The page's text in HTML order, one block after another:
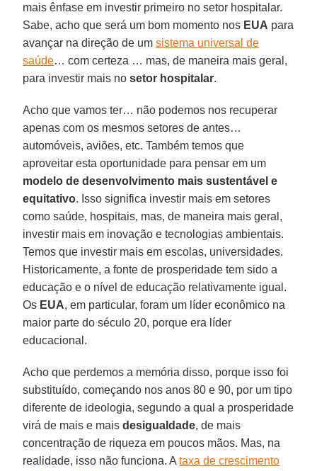
mais ênfase em investir primeiro no setor hospitalar.
Sabe, acho que será um bom momento nos EUA para
avançar na direção de umsistema universal de
saúde… com certeza … mas, de maneira mais geral,
para investir mais nosetor hospitalar.
Acho que vamos ter… não podemos nos recuperar
apenas com os mesmos setores de antes…
automóveis, aviões, etc. Também temos que
aproveitar esta oportunidade para pensar em um
modelo de desenvolvimento mais sustentável e
equitativo. Isso significa investir mais em setores
como saúde, hospitais, mas, de maneira mais geral,
investir mais em inovação e tecnologias ambientais.
Temos que investir mais em escolas, universidades.
Historicamente, a fonte de prosperidade tem sido a
educação e o nível de educação relativamente igual.
Os EUA, em particular, foram um líder econômico na
maior parte do século 20, porque era líder
educacional.
Acho que perdemos a memória disso, porque isso foi
substituído, começando nos anos 80 e 90, por um tipo
diferente de ideologia, segundo a qual a prosperidade
virá de mais e maisdesigualdade, de mais
concentração de riqueza em poucos mãos. Mas, na
realidade, isso não funciona. Ataxa de crescimento